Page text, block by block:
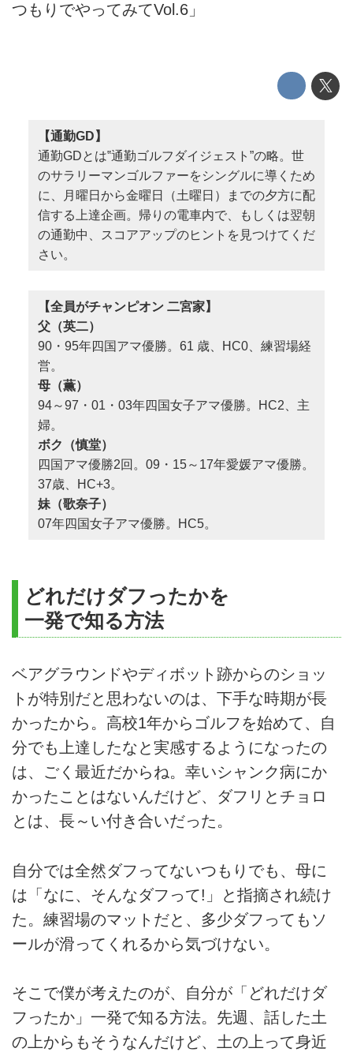
つもりでやってみてVol.6」
【通勤GD】
通勤GDとは‟通勤ゴルフダイジェスト”の略。世
のサラリーマンゴルファーをシングルに導くため
に、月曜日から金曜日（土曜日）までの夕方に配
信する上達企画。帰りの電車内で、もしくは翌朝
の通勤中、スコアアップのヒントを見つけてくだ
さい。
【全員がチャンピオン 二宮家】
父（英二）
90・95年四国アマ優勝。61 歳、HC0、練習場経
営。
母（薫）
94～97・01・03年四国女子アマ優勝。HC2、主
婦。
ボク（慎堂）
四国アマ優勝2回。09・15～17年愛媛アマ優勝。
37歳、HC+3。
妹（歌奈子）
07年四国女子アマ優勝。HC5。
どれだけダフったかを
一発で知る方法
ベアグラウンドやディボット跡からのショッ
トが特別だと思わないのは、下手な時期が長
かったから。高校1年からゴルフを始めて、自
分でも上達したなと実感するようになったの
は、ごく最近だからね。幸いシャンク病にか
かったことはないんだけど、ダフリとチョロ
とは、長～い付き合いだった。
自分では全然ダフってないつもりでも、母に
は「なに、そんなダフって!」と指摘され続け
た。練習場のマットだと、多少ダフってもソ
ールが滑ってくれるから気づけない。
そこで僕が考えたのが、自分が「どれだけダ
フったか」一発で知る方法。先週、話した土
の上からもそうなんだけど、土の上って身近